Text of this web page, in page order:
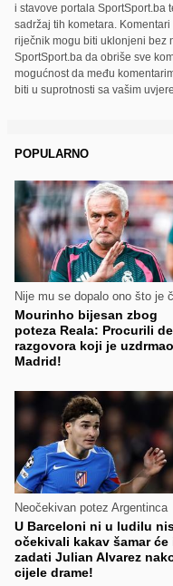
i stavove portala SportSport.ba
sadržaj tih kometara.
riječnik mogu biti uklonjeni bez
SportSport.ba da obriše sve
mogućnost da među
biti u suprotnosti sa vašim
POPULARNO
Nije mu se dopalo ono što je
Mourinho bijesan zbog
poteza Reala: Procurili
razgovora koji je uzdrmao
Madrid!
Neočekivan potez Argentinca
U Barceloni ni u ludilu
očekivali kakav šamar će
zadati Julian Alvarez
cijele drame!